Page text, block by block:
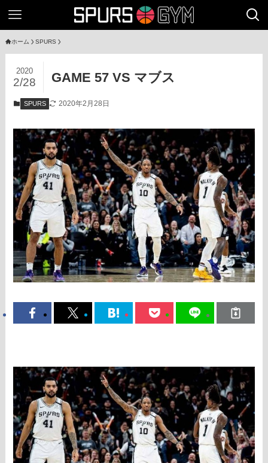
ホーム SPURS
GAME 57 VS マブス
2020
2/28
SPURS 2020年2月28日